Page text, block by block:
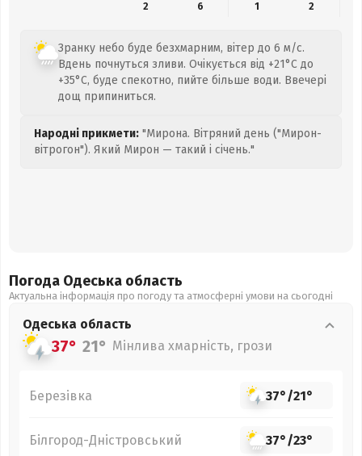
2
6 1 2
Зранку небо буде безхмарним, вітер до 6 м/с.
Вдень почнуться зливи. Очікується від +21°C до
+35°C, буде спекотно, пийте більше води. Ввечері
дощ припиниться.
Народні прикмети: "Мирона. Вітряний день ("Мирон-
вітрогон"). Який Мирон — такий і січень."
Погода Одеська область
Актуальна інформація про погоду та атмосферні умови на сьогодні
Одеська область
37° 21° Мінлива хмарність, грози
Березівка 37°/21°
Білгород-Дністровський 37°/23°